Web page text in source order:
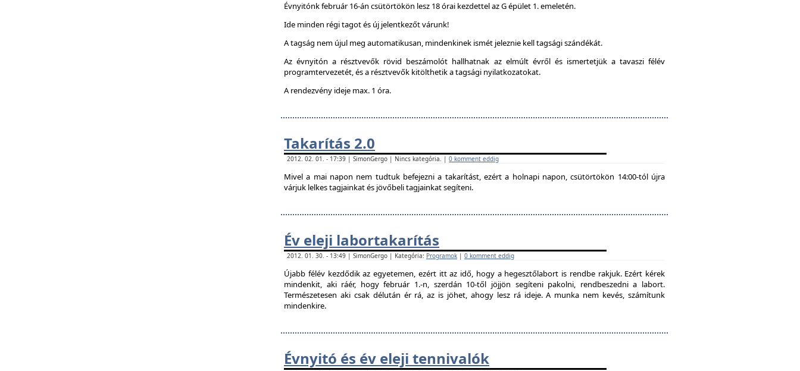
Évnyitónk február 16-án csütörtökön lesz 18 órai kezdettel az G épület 1. emeletén.
Ide minden régi tagot és új jelentkezőt várunk!
A tagság nem újul meg automatikusan, mindenkinek ismét jeleznie kell tagsági szándékát.
Az évnyitón a résztvevők rövid beszámolót hallhatnak az elmúlt évről és ismertetjük a tavaszi félév
programtervezetét, és a résztvevők kitölthetik a tagsági nyilatkozatokat.
A rendezvény ideje max. 1 óra.
Takarítás 2.0
2012. 02. 01. - 17:39 | SimonGergo | Nincs kategória. | 0 komment eddig
Mivel a mai napon nem tudtuk befejezni a takarítást, ezért a holnapi napon, csütörtökön 14:00-tól újra
várjuk lelkes tagjainkat és jövőbeli tagjainkat segíteni.
Év eleji labortakarítás
2012. 01. 30. - 13:49 | SimonGergo | Kategória: Programok | 0 komment eddig
Újabb félév kezdődik az egyetemen, ezért itt az idő, hogy a hegesztőlabort is rendbe rakjuk. Ezért kérek
mindenkit, aki ráér, hogy február 1.-n, szerdán 10-től jöjjön segíteni pakolni, rendbeszedni a labort.
Természetesen aki csak délután ér rá, az is jöhet, ahogy lesz rá ideje. A munka nem kevés, számítunk
mindenkire.
Évnyitó és év eleji tennivalók